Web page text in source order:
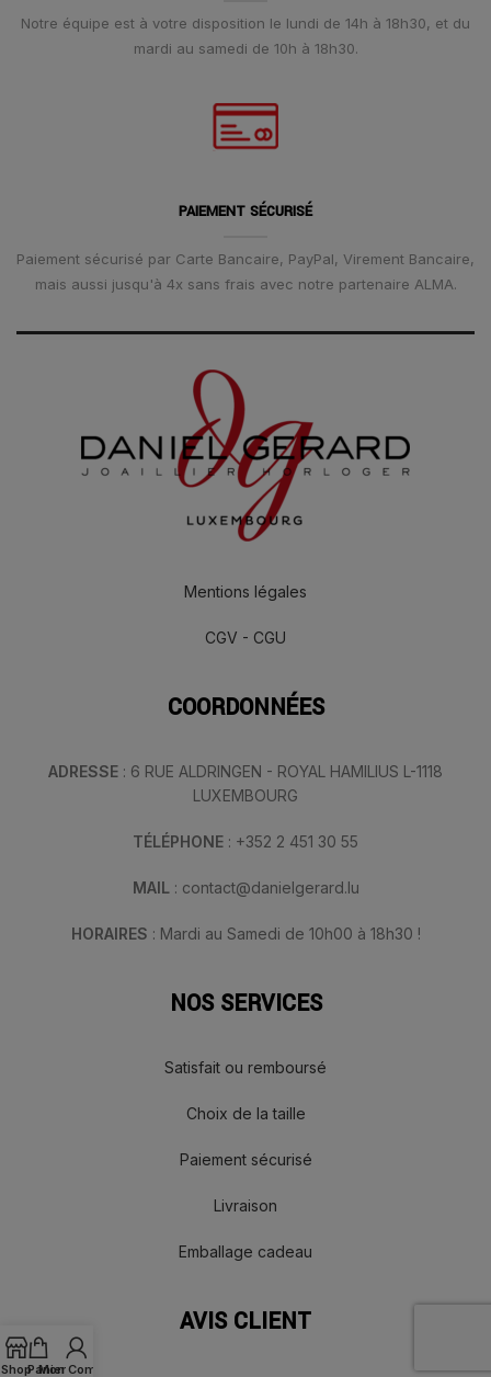
Notre équipe est à votre disposition le lundi de 14h à 18h30, et du
mardi au samedi de 10h à 18h30.
PAIEMENT SÉCURISÉ
Paiement sécurisé par Carte Bancaire, PayPal, Virement Bancaire,
mais aussi jusqu'à 4x sans frais avec notre partenaire ALMA.
Mentions légales
CGV - CGU
COORDONNÉES
ADRESSE : 6 RUE ALDRINGEN - ROYAL HAMILIUS L-1118
LUXEMBOURG
TÉLÉPHONE : +352 2 451 30 55
MAIL : contact@danielgerard.lu
HORAIRES : Mardi au Samedi de 10h00 à 18h30 !
NOS SERVICES
Satisfait ou remboursé
Choix de la taille
Paiement sécurisé
Livraison
Emballage cadeau
AVIS CLIENT
ShopPanier
Mon Compte